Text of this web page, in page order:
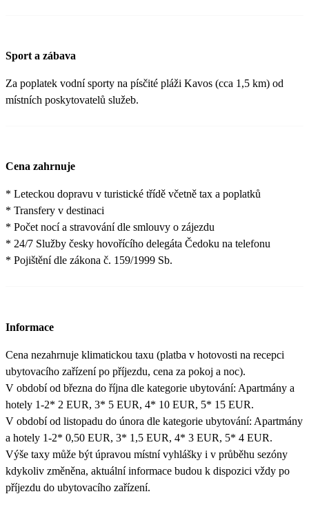
Sport a zábava
Za poplatek vodní sporty na písčité pláži Kavos (cca 1,5 km) od
místních poskytovatelů služeb.
Cena zahrnuje
* Leteckou dopravu v turistické třídě včetně tax a poplatků
* Transfery v destinaci
* Počet nocí a stravování dle smlouvy o zájezdu
* 24/7 Služby česky hovořícího delegáta Čedoku na telefonu
* Pojištění dle zákona č. 159/1999 Sb.
Informace
Cena nezahrnuje klimatickou taxu (platba v hotovosti na recepci
ubytovacího zařízení po příjezdu, cena za pokoj a noc).
V období od března do října dle kategorie ubytování: Apartmány a
hotely 1-2* 2 EUR, 3* 5 EUR, 4* 10 EUR, 5* 15 EUR.
V období od listopadu do února dle kategorie ubytování: Apartmány
a hotely 1-2* 0,50 EUR, 3* 1,5 EUR, 4* 3 EUR, 5* 4 EUR.
Výše taxy může být úpravou místní vyhlášky i v průběhu sezóny
kdykoliv změněna, aktuální informace budou k dispozici vždy po
příjezdu do ubytovacího zařízení.